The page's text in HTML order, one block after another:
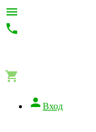



 Вход